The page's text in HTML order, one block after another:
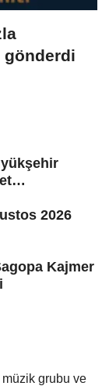
gönderdi
2026
Kajmer
grubu ve